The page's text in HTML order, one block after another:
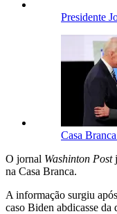
Presidente
Casa
O jornal Washinton Post
na Casa Branca.
A informação surgiu
caso Biden abdicasse da